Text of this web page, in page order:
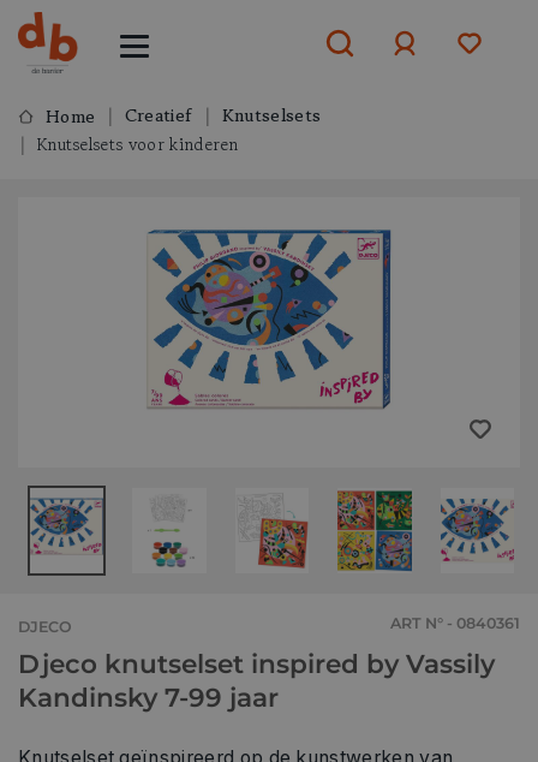
Home Creatief
Knutselsets
Knutselsets voor kinderen
DJECO ART N° - 0840361
Djeco knutselset inspired by Vassily
Kandinsky 7-99 jaar